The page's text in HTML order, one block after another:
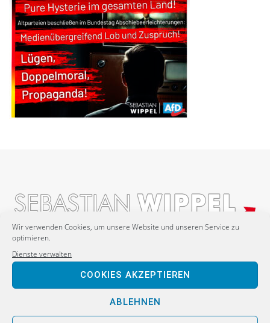
Wir verwenden Cookies, um unsere Website und unseren Service zu
optimieren.
Dienste verwalten
COOKIES AKZEPTIEREN
ABLEHNEN
Postanschrift:
Sebastian Wippel
Alternative für Deutschland
Bürgerbüro